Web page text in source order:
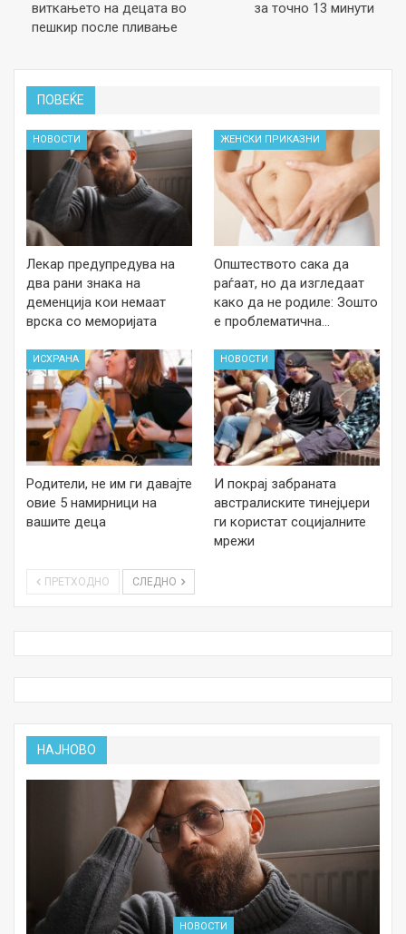
виткањето на децата во
пешкир после пливање
за точно 13 минути
ПОВЕЌЕ
НОВОСТИ
Лекар предупредува на
два рани знака на
деменција кои немаат
врска со меморијата
ЖЕНСКИ ПРИКАЗНИ
Општеството сака да
раѓаат, но да изгледаат
како да не родиле: Зошто
е проблематична…
ИСХРАНА
Родители, не им ги давајте
овие 5 намирници на
вашите деца
НОВОСТИ
И покрај забраната
австралиските тинејџери
ги користат социјалните
мрежи
ПРЕТХОДНО СЛЕДНО
НАЈНОВО
НОВОСТИ